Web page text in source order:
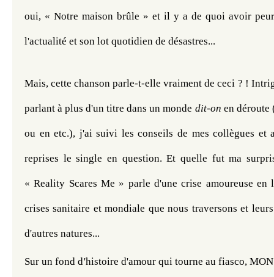
oui, « Notre maison brûle » et il y a de quoi avoir
l'actualité et son lot quotidien de désastres...
Mais, cette chanson parle-t-elle vraiment de ceci ? !
parlant à plus d'un titre dans un monde dit-on en
ou en etc.), j'ai suivi les conseils de mes collègues et
reprises le single en question. Et quelle fut ma
« Reality Scares Me » parle d'une crise amoureuse
crises sanitaire et mondiale que nous traversons et
d'autres natures...
Sur un fond d'histoire d'amour qui tourne au fiasco,